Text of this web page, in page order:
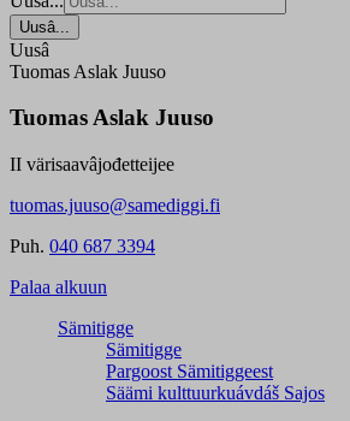
Uusâ...
Uusâ
Tuomas Aslak Juuso
Tuomas Aslak Juuso
II värisaavâjođetteijee
tuomas.juuso@samediggi.fi
Puh. 040 687 3394
Palaa alkuun
Sämitigge
Sämitigge
Pargoost Sämitiggeest
Säämi kulttuurkuávdáš Sajos